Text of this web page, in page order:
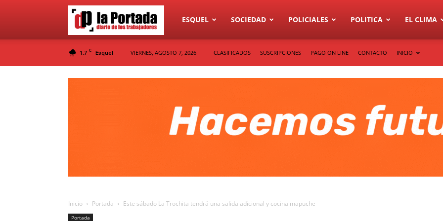
Diario
La
ESQUEL SOCIEDAD POLICIALES POLITICA EL CLIMA
1.7 C Esquel VIERNES, AGOSTO 7, 2026 CLASIFICADOS SUSCRIPCIONES PAGO ON LINE CONTACTO INICIO
Inicio Portada Este sábado La Trochita tendrá una salida adicional y cocina mapuche
Portada